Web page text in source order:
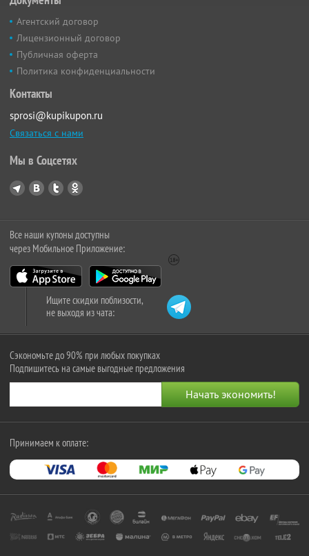
Агентский договор
Лицензионный договор
Публичная оферта
Политика конфиденциальности
Контакты
sprosi@kupikupon.ru
Связаться с нами
Мы в Соцсетях
Все наши купоны доступны
через Мобильное Приложение:
Ищите скидки поблизости,
не выходя из чата:
Сэкономьте до 90% при любых покупках
Подпишитесь на самые выгодные предложения
Принимаем к оплате: